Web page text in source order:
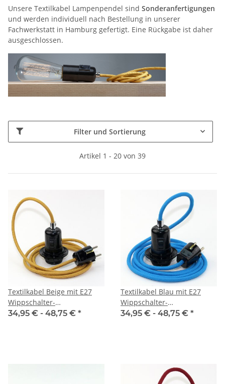
Unsere Textilkabel Lampenpendel sind Sonderanfertigungen
und werden individuell nach Bestellung in unserer
Fachwerkstatt in Hamburg gefertigt. Eine Rückgabe ist daher
ausgeschlossen.
Filter und Sortierung
Artikel 1 - 20 von 39
Textilkabel Beige mit E27
Wippschalter-
Lampenfassung
34,95 € - 48,75 € *
Textilkabel Blau mit E27
Wippschalter-
Lampenfassung
34,95 € - 48,75 € *